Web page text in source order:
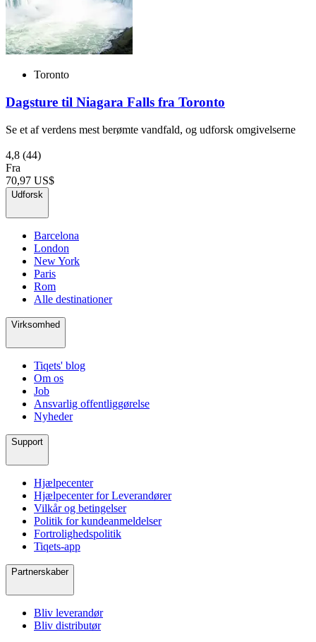
Toronto
Dagsture til Niagara Falls fra Toronto
Se et af verdens mest berømte vandfald, og udforsk omgivelserne
4,8 (44)
Fra
70,97 US$
Udforsk
Barcelona
London
New York
Paris
Rom
Alle destinationer
Virksomhed
Tiqets' blog
Om os
Job
Ansvarlig offentliggørelse
Nyheder
Support
Hjælpecenter
Hjælpecenter for Leverandører
Vilkår og betingelser
Politik for kundeanmeldelser
Fortrolighedspolitik
Tiqets-app
Partnerskaber
Bliv leverandør
Bliv distributør